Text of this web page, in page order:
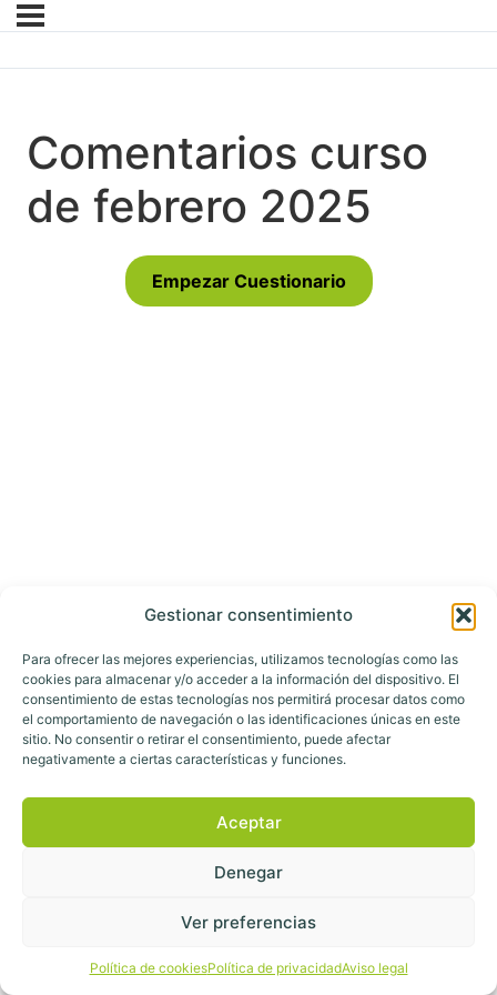
Gestionar consentimiento
Para ofrecer las mejores experiencias, utilizamos tecnologías como las
cookies para almacenar y/o acceder a la información del dispositivo. El
consentimiento de estas tecnologías nos permitirá procesar datos como
el comportamiento de navegación o las identificaciones únicas en este
sitio. No consentir o retirar el consentimiento, puede afectar
negativamente a ciertas características y funciones.
Aceptar
Denegar
Ver preferencias
Política de cookiesPolítica de privacidadAviso legal
Comentarios curso
de febrero 2025